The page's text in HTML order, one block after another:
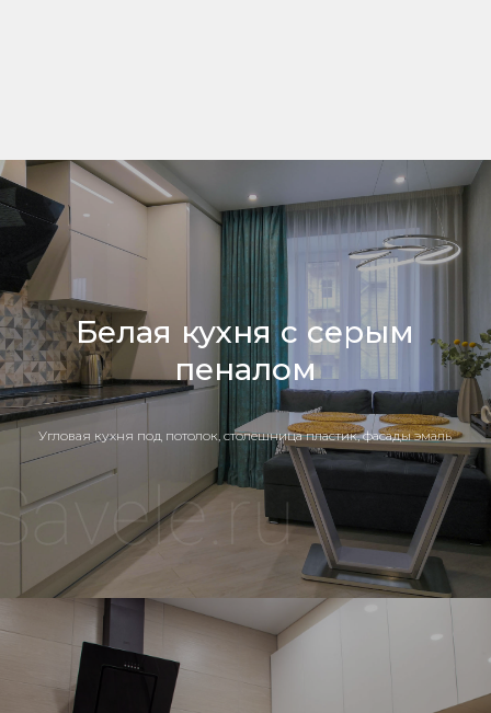
Белая кухня с серым
пеналом
Угловая кухня под потолок, столешница пластик, фасады эмаль